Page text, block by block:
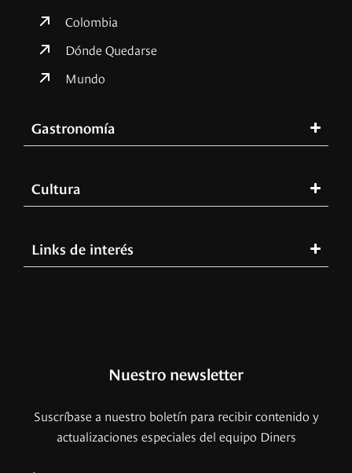
Colombia
Dónde Quedarse
Mundo
Gastronomía
Cultura
Links de interés
Nuestro newsletter
Suscríbase a nuestro boletín para recibir contenido y
actualizaciones especiales del equipo Diners